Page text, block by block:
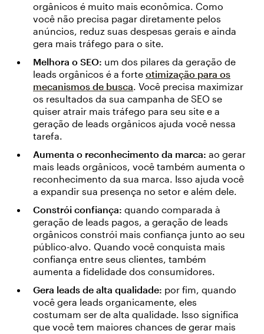
orgânicos é muito mais econômica. Como
você não precisa pagar diretamente pelos
anúncios, reduz suas despesas gerais e ainda
gera mais tráfego para o site.
Melhora o SEO: um dos pilares da geração de
leads orgânicos é a forte otimização para os
mecanismos de busca. Você precisa maximizar
os resultados da sua campanha de SEO se
quiser atrair mais tráfego para seu site e a
geração de leads orgânicos ajuda você nessa
tarefa.
Aumenta o reconhecimento da marca: ao gerar
mais leads orgânicos, você também aumenta o
reconhecimento da sua marca. Isso ajuda você
a expandir sua presença no setor e além dele.
Constrói confiança: quando comparada à
geração de leads pagos, a geração de leads
orgânicos constrói mais confiança junto ao seu
público-alvo. Quando você conquista mais
confiança entre seus clientes, também
aumenta a fidelidade dos consumidores.
Gera leads de alta qualidade: por fim, quando
você gera leads organicamente, eles
costumam ser de alta qualidade. Isso significa
que você tem maiores chances de gerar mais